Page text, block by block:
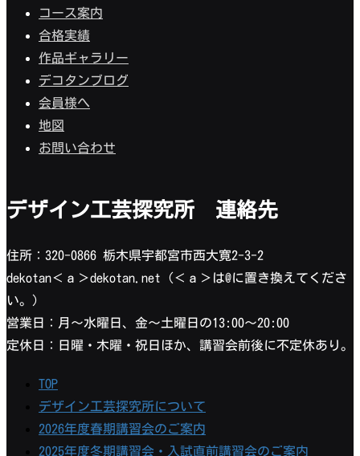
コース案内
合格実績
作品ギャラリー
デコタンブログ
会員様へ
地図
お問い合わせ
デザイン工芸探究所 連絡先
住所：320-0866 栃木県宇都宮市西大寛2-3-2
dekotan＜ａ＞dekotan.net（＜ａ＞は@に置き換えてくださ
い。）
営業日：月〜水曜日、金〜土曜日の13:00〜20:00
定休日：日曜・木曜・祝日ほか、講習会前後に不定休あり。
TOP
デザイン工芸探究所について
2026年度春期講習会のご案内
2025年度冬期講習会・入試直前講習会のご案内